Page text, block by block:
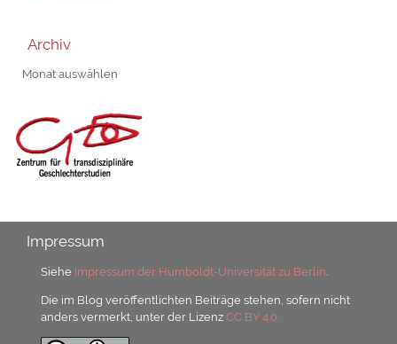
Archiv
Archiv
Impressum
Siehe Impressum der Humboldt-Universität zu Berlin
Die im Blog veröffentlichten Beiträge stehen, sofern nicht
anders vermerkt, unter der LizenzCC BY 4.0.